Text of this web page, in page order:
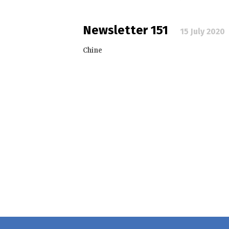
Newsletter 151 15 July 2020
Chine